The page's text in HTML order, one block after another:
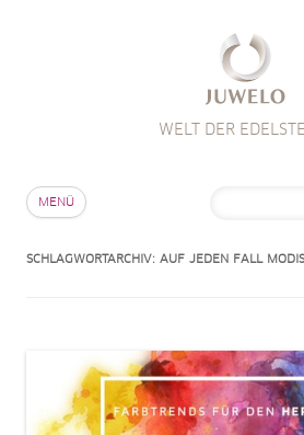
WELT DER
MENÜ
SCHLAGWORTARCHIV: AUF JEDEN FALL